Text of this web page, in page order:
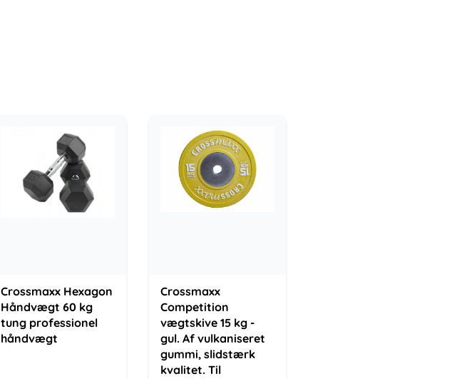
Crossmaxx Hexagon
Håndvægt 60 kg
tung professionel
håndvægt
Crossmaxx
Competition
vægtskive 15 kg -
gul. Af vulkaniseret
gummi, slidstærk
kvalitet. Til